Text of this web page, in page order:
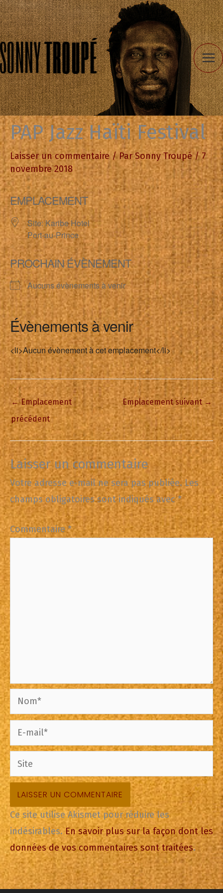
Aller
au
contenu
PAP Jazz Haïti Festival
Laisser un commentaire / ParSonny Troupé/7
novembre 2018
EMPLACEMENT
Site: Karibe Hotel
Port-au-Prince
PROCHAIN ÉVÈNEMENT
Aucuns évènements à venir
Évènements à venir
<li>Aucun évènement à cet emplacement</li>
←Emplacement
précédent
Emplacement suivant→
Laisser un commentaire
Votre adresse e-mail ne sera pas publiée. Les
champs obligatoires sont indiqués avec*
Commentaire*
Nom*
E-
mail*
Site
Ce site utilise Akismet pour réduire les
indésirables.En savoir plus sur la façon dont les
données de vos commentaires sont traitées.